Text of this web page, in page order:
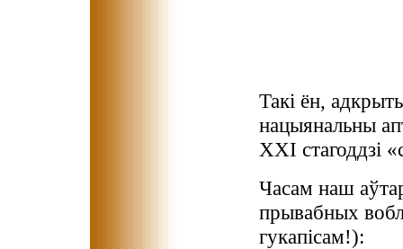
Такі ён,
нацыянальны
XXI стагоддзі
Часам наш
прывабных
гукапісам!):